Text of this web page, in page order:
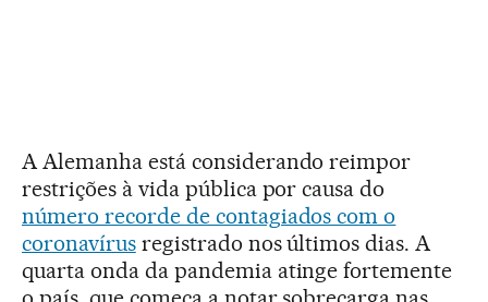
A Alemanha está considerando reimpor
restrições à vida pública por causa do
número recorde de contagiados com o
coronavírusregistrado nos últimos dias. A
quarta onda da pandemia atinge fortemente